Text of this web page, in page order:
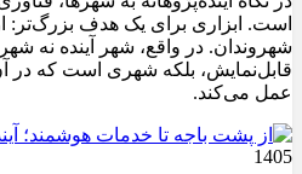
است. ابزاری برای یک هدف بزرگ‌تر:
شهروندان. در واقع، شهر آینده نه
قابل‌نمایش، بلکه شهری است که در
عمل می‌کند.
1405